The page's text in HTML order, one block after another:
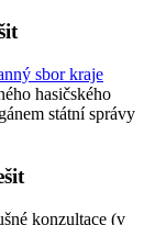
sbor kraje
hasičského
státní správy
konzultace (v